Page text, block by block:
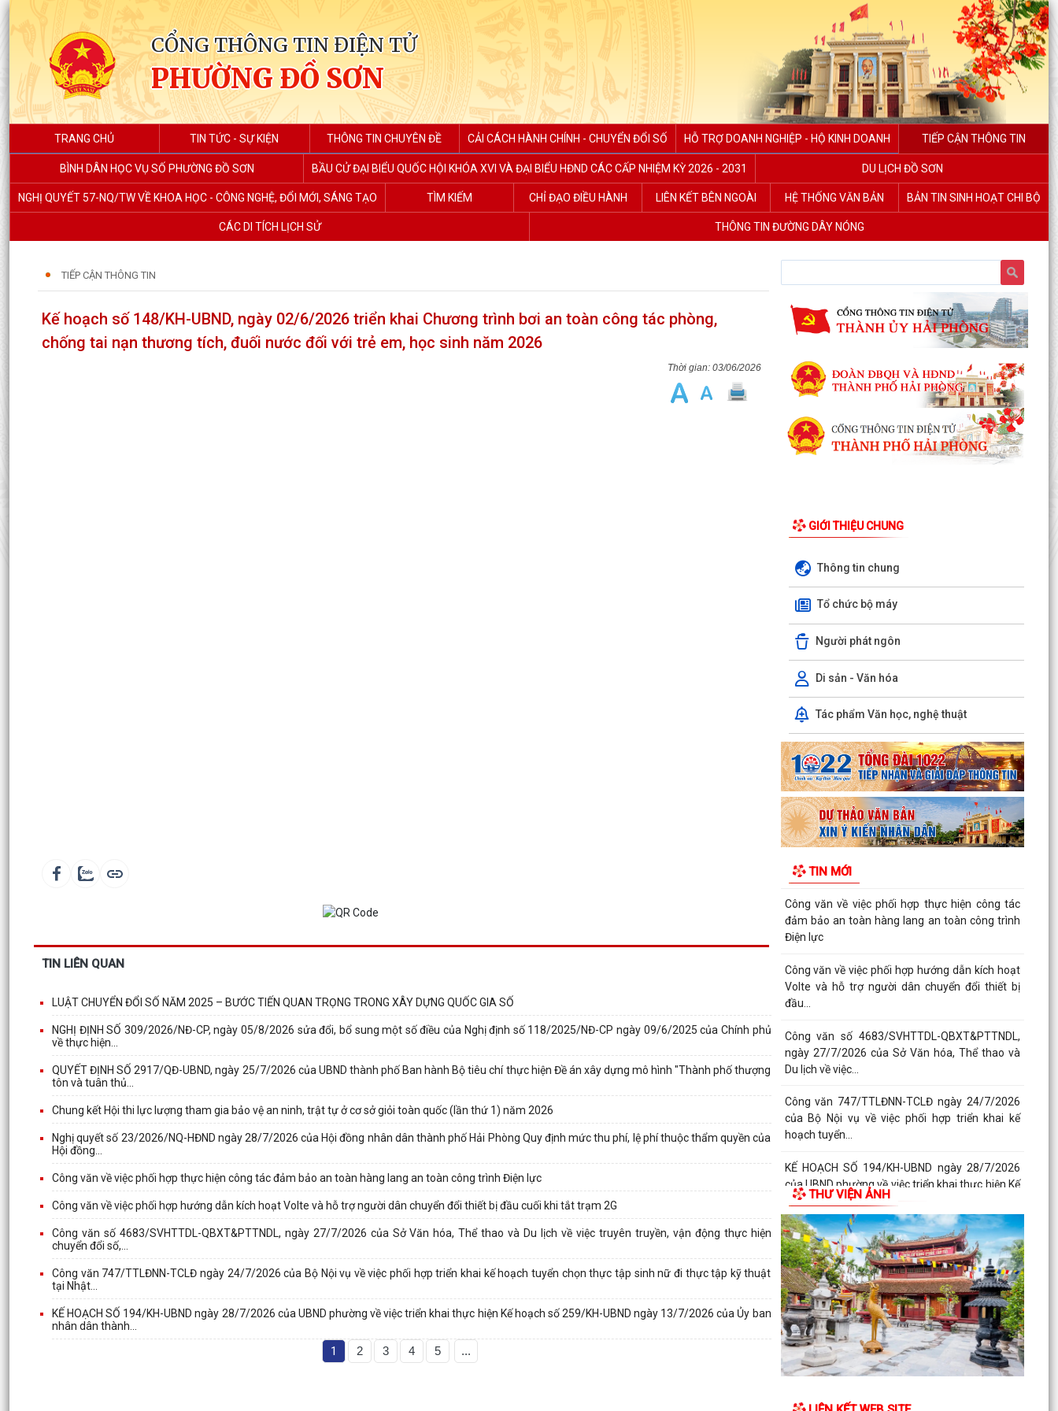
CỔNG THÔNG TIN ĐIỆN TỬ
PHƯỜNG ĐỒ SƠN
TRANG CHỦ TIN TỨC - SỰ KIỆN THÔNG TIN CHUYÊN ĐỀ CẢI CÁCH HÀNH CHÍNH - CHUYỂN ĐỔI SỐ HỖ TRỢ DOANH NGHIỆP - HỘ KINH DOANH TIẾP CẬN THÔNG TIN
BÌNH DÂN HỌC VỤ SỐ PHƯỜNG ĐỒ SƠN BẦU CỬ ĐẠI BIỂU QUỐC HỘI KHÓA XVI VÀ ĐẠI BIỂU HĐND CÁC CẤP NHIỆM KỲ 2026 - 2031 DU LỊCH ĐỒ SƠN
NGHỊ QUYẾT 57-NQ/TW VỀ KHOA HỌC - CÔNG NGHỆ, ĐỔI MỚI, SÁNG TẠO TÌM KIẾM CHỈ ĐẠO ĐIỀU HÀNH LIÊN KẾT BÊN NGOÀI HỆ THỐNG VĂN BẢN BẢN TIN SINH HOẠT CHI BỘ
CÁC DI TÍCH LỊCH SỬ THÔNG TIN ĐƯỜNG DÂY NÓNG
TIẾP CẬN THÔNG TIN
Kế hoạch số 148/KH-UBND, ngày 02/6/2026 triển khai Chương trình bơi an toàn công tác phòng,
chống tai nạn thương tích, đuối nước đối với trẻ em, học sinh năm 2026
03/06/2026
TIN LIÊN QUAN
LUẬT CHUYỂN ĐỔI SỐ NĂM 2025 – BƯỚC TIẾN QUAN TRỌNG TRONG XÂY DỰNG QUỐC GIA SỐ
NGHỊ ĐỊNH SỐ 309/2026/NĐ-CP, ngày 05/8/2026 sửa đổi, bổ sung một số điều của Nghị định số 118/2025/NĐ-CP ngày 09/6/2025 của Chính phủ
về thực hiện...
QUYẾT ĐỊNH SỐ 2917/QĐ-UBND, ngày 25/7/2026 của UBND thành phố Ban hành Bộ tiêu chí thực hiện Đề án xây dựng mô hình "Thành phố thượng
tôn và tuân thủ...
Chung kết Hội thi lực lượng tham gia bảo vệ an ninh, trật tự ở cơ sở giỏi toàn quốc (lần thứ 1) năm 2026
Nghị quyết số 23/2026/NQ-HĐND ngày 28/7/2026 của Hội đồng nhân dân thành phố Hải Phòng Quy định mức thu phí, lệ phí thuộc thẩm quyền của
Hội đồng...
Công văn về việc phối hợp thực hiện công tác đảm bảo an toàn hàng lang an toàn công trình Điện lực
Công văn về việc phối hợp hướng dẫn kích hoạt Volte và hỗ trợ người dân chuyển đổi thiết bị đầu cuối khi tắt trạm 2G
Công văn số 4683/SVHTTDL-QBXT&PTTNDL, ngày 27/7/2026 của Sở Văn hóa, Thể thao và Du lịch về việc truyên truyền, vận động thực hiện
chuyển đổi số,...
Công văn 747/TTLĐNN-TCLĐ ngày 24/7/2026 của Bộ Nội vụ về việc phối hợp triển khai kế hoạch tuyển chọn thực tập sinh nữ đi thực tập kỹ thuật
tại Nhật...
KẾ HOẠCH SỐ 194/KH-UBND ngày 28/7/2026 của UBND phường về việc triển khai thực hiện Kế hoạch số 259/KH-UBND ngày 13/7/2026 của Ủy ban
nhân dân thành...
1 2 3 4 5 ...
GIỚI THIỆU CHUNG
Thông tin chung
Tổ chức bộ máy
Người phát ngôn
Di sản - Văn hóa
Tác phẩm Văn học, nghệ thuật
TIN MỚI
LUẬT CHUYỂN ĐỔI SỐ NĂM 2025 – BƯỚC TIẾN
QUAN TRỌNG TRONG XÂY DỰNG QUỐC GIA SỐ
NGHỊ ĐỊNH SỐ 309/2026/NĐ-CP, ngày
05/8/2026 sửa đổi, bổ sung một số điều của
Nghị định số...
QUYẾT ĐỊNH SỐ 2917/QĐ-UBND, ngày
25/7/2026 của UBND thành phố Ban hành Bộ
tiêu chí thực hiện Đề án...
Chung kết Hội thi lực lượng tham gia bảo vệ an
ninh, trật tự ở cơ sở giỏi toàn quốc (lần thứ 1)
năm...
Nghị quyết số 23/2026/NQ-HĐND ngày
Hải Phòng Quy định mức...
Công văn về việc phối hợp thực hiện công tác
đảm bảo an toàn hàng lang an toàn công trình
Điện lực
Công văn về việc phối hợp hướng dẫn kích hoạt
Volte và hỗ trợ người dân chuyển đổi thiết bị
đầu...
Công văn số 4683/SVHTTDL-QBXT&PTTNDL,
ngày 27/7/2026 của Sở Văn hóa, Thể thao và
Du lịch về việc...
Công văn 747/TTLĐNN-TCLĐ ngày 24/7/2026
của Bộ Nội vụ về việc phối hợp triển khai kế
hoạch tuyển...
KẾ HOẠCH SỐ 194/KH-UBND ngày 28/7/2026
của UBND phường về việc triển khai thực hiện Kế
hoạch số...
KẾ HOẠCH SỐ 259/KH-UBND, ngày 13/7/2026
của UBND thành phố ban hành Kế hoạch hành
động thực hiện...
PHƯỜNG ĐỒ SƠN THAM DỰ HỘI NGHỊ TOÀN
QUỐC NGHIÊN CỨU, HỌC TẬP, QUÁN TRIỆT VÀ
TRIỂN KHAI THỰC HIỆN...
Công văn 3616/STP-PBGDPL, ngày 28/7/2026
THƯ VIỆN ẢNH